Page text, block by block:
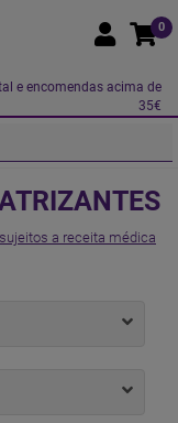
0
e encomendas acima de
35€
a receita médica